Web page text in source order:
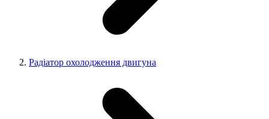
Радіатор охолодження двигуна